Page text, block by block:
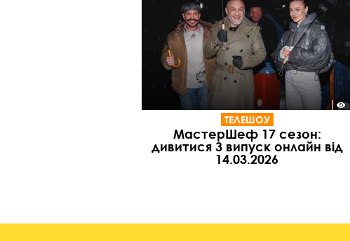
ТЕЛЕШОУ
МастерШеф 17 сезон:
дивитися 3 випуск онлайн від
14.03.2026